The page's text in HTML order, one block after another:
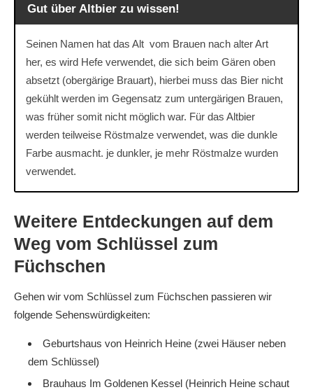
Gut über Altbier zu wissen!
Seinen Namen hat das Alt vom Brauen nach alter Art
her, es wird Hefe verwendet, die sich beim Gären oben
absetzt (obergärige Brauart), hierbei muss das Bier nicht
gekühlt werden im Gegensatz zum untergärigen Brauen,
was früher somit nicht möglich war. Für das Altbier
werden teilweise Röstmalze verwendet, was die dunkle
Farbe ausmacht. je dunkler, je mehr Röstmalze wurden
verwendet.
Weitere Entdeckungen auf dem
Weg vom Schlüssel zum
Füchschen
Gehen wir vom Schlüssel zum Füchschen passieren wir
folgende Sehenswürdigkeiten:
Geburtshaus von Heinrich Heine (zwei Häuser neben
dem Schlüssel)
Brauhaus Im Goldenen Kessel (Heinrich Heine schaut